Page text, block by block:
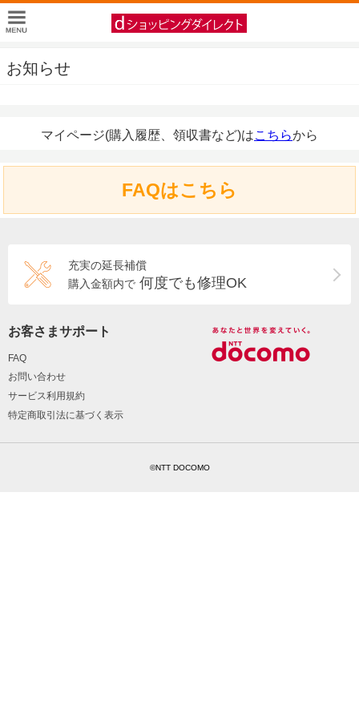
お知らせ
マイページ(購入履歴、領収書など)はこちらから
FAQはこちら
充実の延長補償
購入金額内で 何度でも修理OK
お客さまサポート
FAQ
お問い合わせ
サービス利用規約
特定商取引法に基づく表示
©NTT DOCOMO